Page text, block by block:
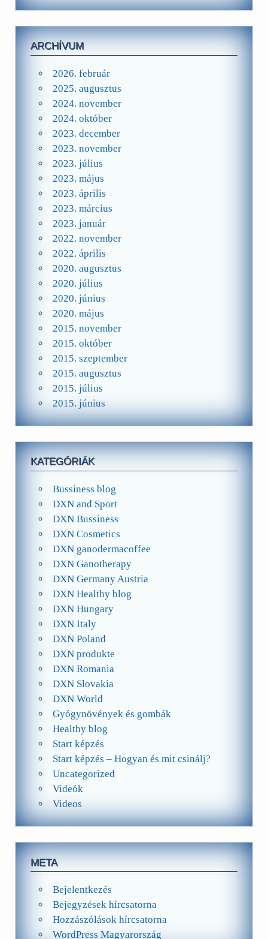
ARCHÍVUM
2026. február
2025. augusztus
2024. november
2024. október
2023. december
2023. november
2023. július
2023. május
2023. április
2023. március
2023. január
2022. november
2022. április
2020. augusztus
2020. július
2020. június
2020. május
2015. november
2015. október
2015. szeptember
2015. augusztus
2015. július
2015. június
KATEGÓRIÁK
Bussiness blog
DXN and Sport
DXN Bussiness
DXN Cosmetics
DXN ganodermacoffee
DXN Ganotherapy
DXN Germany Austria
DXN Healthy blog
DXN Hungary
DXN Italy
DXN Poland
DXN produkte
DXN Romania
DXN Slovakia
DXN World
Gyógynövények és gombák
Healthy blog
Start képzés
Start képzés – Hogyan és mit csinálj?
Uncategorized
Videók
Videos
META
Bejelentkezés
Bejegyzések hírcsatorna
Hozzászólások hírcsatorna
WordPress Magyarország